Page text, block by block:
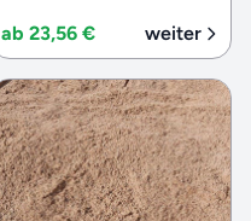
ab 23,56 € weiter